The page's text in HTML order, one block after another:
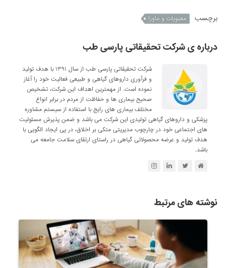
برچسب معنویات و ماورا
درباره ی شرکت تحقیقاتی پارسی طب
شرکت تحقیقاتی پارسی طب از سال ۱۳۹۱ با هدف تولید
و فرآوری داروهای گیاهی و طبیعی فعالیت خود را آغاز
نموده است. از مهمترین اهداف این شرکت، تشخیص
صحیح بیماری ها و حفاظت از مردم در برابر انواع
مختلف بیماری های رایج با استفاده از سیستم مشاوره
پزشکی و داروهای گیاهی تولیدی این شرکت می باشد و ضمن پذیرش مسئولیت
های اجتماعی خود در چارچوب مدیریتی متکی بر اخلاق، در پی ایجاد الگویی با
هدف تولید و عرضه محصولاتی گیاهی در راستای ارتقای سلامت جامعه می
باشد.
نوشته های مرتبط